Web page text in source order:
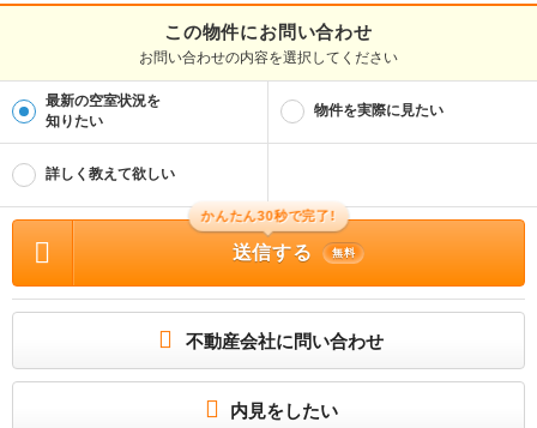
この物件にお問い合わせ
お問い合わせの内容を選択してください
最新の空室状況を
知りたい
物件を実際に見たい
詳しく教えて欲しい
かんたん30秒で完了!
送信する 無料
不動産会社に問い合わせ
内見をしたい